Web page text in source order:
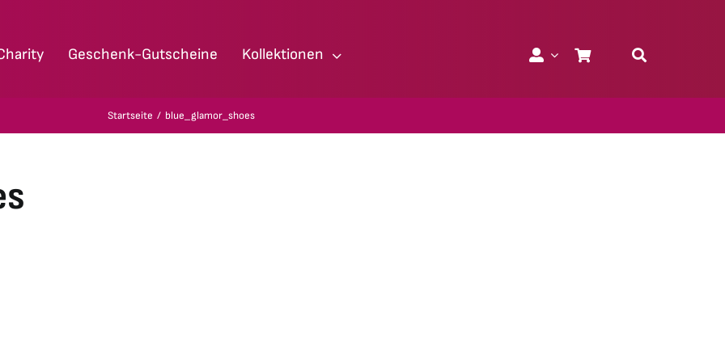
Geschenk-Gutscheine Kollektionen
Startseite blue_glamor_shoes